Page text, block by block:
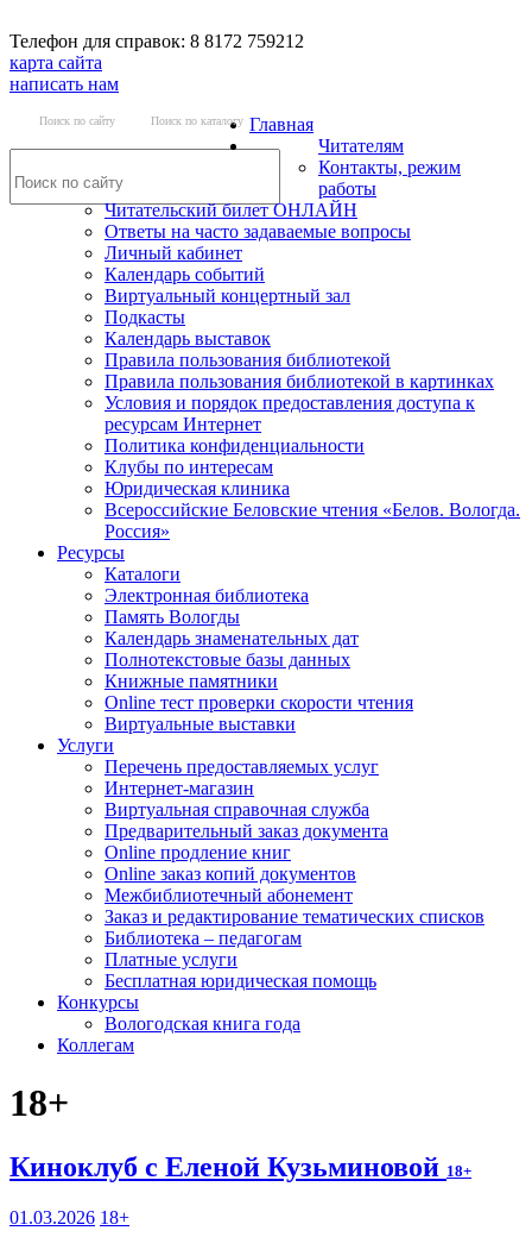
Телефон для справок: 8 8172 759212
карта сайта
написать нам
Поиск по сайту Поиск по каталогу Главная
Читателям
Контакты, режим
работы
Читательский билет ОНЛАЙН
Ответы на часто задаваемые вопросы
Личный кабинет
Календарь событий
Виртуальный концертный зал
Подкасты
Календарь выставок
Правила пользования библиотекой
Правила пользования библиотекой в картинках
Условия и порядок предоставления доступа к
ресурсам Интернет
Политика конфиденциальности
Клубы по интересам
Юридическая клиника
Всероссийские Беловские чтения «Белов. Вологда.
Россия»
Ресурсы
Каталоги
Электронная библиотека
Память Вологды
Календарь знаменательных дат
Полнотекстовые базы данных
Книжные памятники
Online тест проверки скорости чтения
Виртуальные выставки
Услуги
Перечень предоставляемых услуг
Интернет-магазин
Виртуальная справочная служба
Предварительный заказ документа
Online продление книг
Online заказ копий документов
Межбиблиотечный абонемент
Заказ и редактирование тематических списков
Библиотека – педагогам
Платные услуги
Бесплатная юридическая помощь
Конкурсы
Вологодская книга года
Коллегам
18+
Киноклуб с Еленой Кузьминовой 18+
01.03.2026 18+